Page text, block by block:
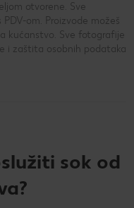
otvorene. Sve
om. Proizvode možeš
kućanstvo. Sve fotografije
i zaštita osobnih podataka
sok od